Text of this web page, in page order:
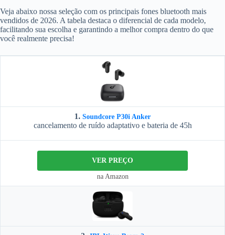
Veja abaixo nossa seleção com os principais fones bluetooth mais
vendidos de 2026. A tabela destaca o diferencial de cada modelo,
facilitando sua escolha e garantindo a melhor compra dentro do que
você realmente precisa!
1. Soundcore P30i Anker
cancelamento de ruído adaptativo e bateria de 45h
VER PREÇO
na Amazon